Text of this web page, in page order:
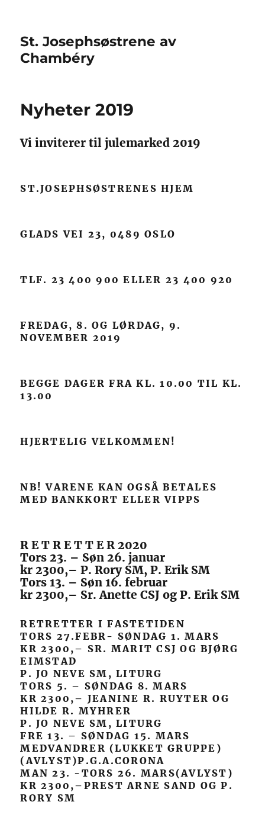
St. Josephsøstrene av
Chambéry
Nyheter 2019
Vi inviterer til julemarked 2019
ST.JOSEPHSØSTRENES HJEM
GLADS VEI 23, 0489 OSLO
TLF. 23 400 900 ELLER 23 400 920
FREDAG, 8. OG LØRDAG, 9.
NOVEMBER 2019
BEGGE DAGER FRA KL. 10.00 TIL KL.
13.00
HJERTELIG VELKOMMEN!
NB! VARENE KAN OGSÅ BETALES
MED BANKKORT ELLER VIPPS
R E T R E T T E R 2020
Tors 23. – Søn 26. januar
kr 2300,– P. Rory SM, P. Erik SM
Tors 13. – Søn 16. februar
kr 2300,– Sr. Anette CSJ og P. Erik SM
RETRETTER I FASTETIDEN
TORS 27.FEBR- SØNDAG 1. MARS
KR 2300,– SR. MARIT CSJ OG BJØRG
EIMSTAD
P. JO NEVE SM, LITURG
TORS 5. – SØNDAG 8. MARS
KR 2300,– JEANINE R. RUYTER OG
HILDE R. MYHRER
P. JO NEVE SM, LITURG
FRE 13. – SØNDAG 15. MARS
MEDVANDRER (LUKKET GRUPPE)
(AVLYST)P.G.A.CORONA
MAN 23. -TORS 26. MARS(AVLYST)
KR 2300,–PREST ARNE SAND OG P.
RORY SM